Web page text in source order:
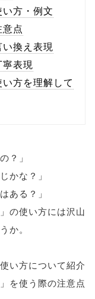
方・例文
点
換え表現
表現
方を理解して
？」
かな？」
ある？」
の使い方には沢山
か。
い方について紹介
を使う際の注意点